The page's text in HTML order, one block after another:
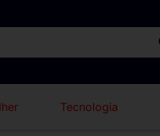
Tecnologia